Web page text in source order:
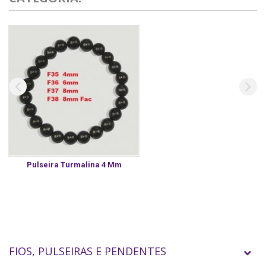
FIOS, PULSEIRAS E PENDENTES
Pulseira Turmalina 4 Mm